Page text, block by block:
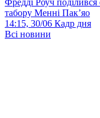
Фредді Роуч
табору Менні Пак’яо
14:15, 30/06 Кадр дня
Всі новини